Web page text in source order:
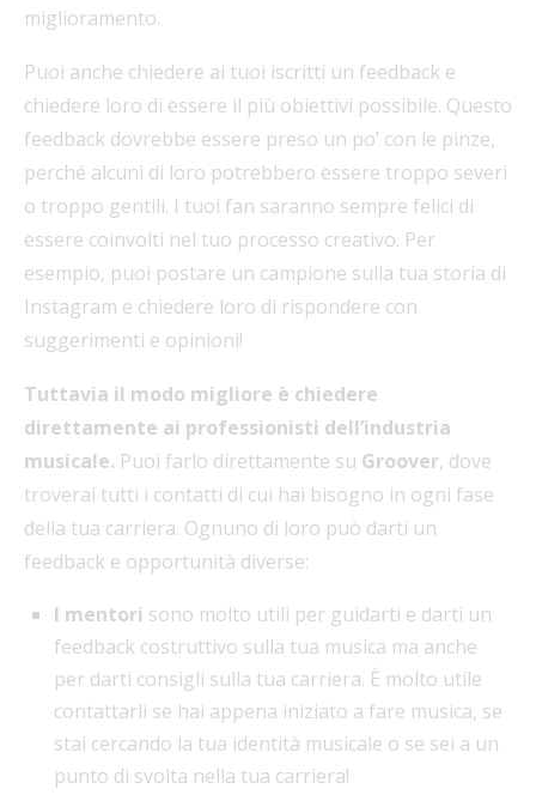
miglioramento.
Puoi anche chiedere ai tuoi iscritti un feedback e
chiedere loro di essere il più obiettivi possibile. Questo
feedback dovrebbe essere preso un po’ con le pinze,
perché alcuni di loro potrebbero essere troppo severi
o troppo gentili. I tuoi fan saranno sempre felici di
essere coinvolti nel tuo processo creativo. Per
esempio, puoi postare un campione sulla tua storia di
Instagram e chiedere loro di rispondere con
suggerimenti e opinioni!
Tuttavia il modo migliore è chiedere
direttamente ai professionisti dell’industria
musicale. Puoi farlo direttamente su Groover, dove
troverai tutti i contatti di cui hai bisogno in ogni fase
della tua carriera. Ognuno di loro può darti un
feedback e opportunità diverse:
I mentori sono molto utili per guidarti e darti un
feedback costruttivo sulla tua musica ma anche
per darti consigli sulla tua carriera. È molto utile
contattarli se hai appena iniziato a fare musica, se
stai cercando la tua identità musicale o se sei a un
punto di svolta nella tua carriera!